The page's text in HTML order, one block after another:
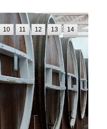
10 11 12 13 14